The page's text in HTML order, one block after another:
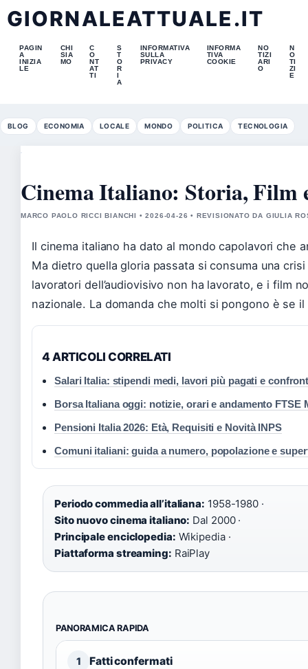
GIORNALEATTUALE.IT
PAGIN
A
INIZIA
LE
CHI
SIA
MO
C
O
NT
AT
TI
S
T
O
R
I
A
INFORMATIVA
SULLA
PRIVACY
INFORMA
TIVA
COOKIE
NO
TIZI
ARI
O
N
O
TI
ZI
E
BLOG ECONOMIA LOCALE MONDO POLITICA TECNOLOGIA
Cinema Italiano: Storia, Film
MARCO PAOLO RICCI BIANCHI • 2026-04-26 • REVISIONATO DA GIULIA
Il cinema italiano ha dato al mondo capolavori che
Ma dietro quella gloria passata si consuma una
lavoratori dell’audiovisivo non ha lavorato, e i film
nazionale. La domanda che molti si pongono è se
4 ARTICOLI CORRELATI
Salari Italia: stipendi medi, lavori più pagati e
Borsa Italiana oggi: notizie, orari e andamento FTSE
Pensioni Italia 2026: Età, Requisiti e Novità INPS
Comuni italiani: guida a numero, popolazione e
Periodo commedia all’italiana: 1958-1980 ·
Sito nuovo cinema italiano: Dal 2000 ·
Principale enciclopedia: Wikipedia ·
Piattaforma streaming: RaiPlay
PANORAMICA RAPIDA
1 Fatti confermati